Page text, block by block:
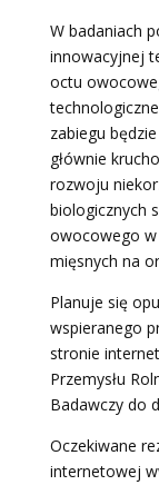
W badaniach
innowacyjnej
octu
zabiegu
głównie
rozwoju
biologicznych
owocowego
mięsnych na
Planuje się
wspieranego
stronie
Przemysłu
Badawczy do
Oczekiwane
internetowej